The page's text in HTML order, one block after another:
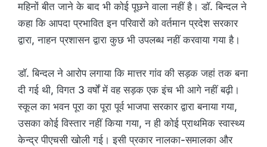
महिनों बीत जाने के बाद भी कोई पूछने वाला नहीं है। डाॅ. बिन्दल ने
कहा कि आपदा प्रभावित इन परिवारों को वर्तमान प्रदेश सरकार
द्वारा, नाहन प्रशासन द्वारा कुछ भी उपलब्ध नहीं करवाया गया है।
डाॅ. बिन्दल ने आरोप लगाया कि मात्तर गांव की सड़क जहां तक बना
दी गई थी, विगत 3 वर्षों में वह सड़क एक इंच भी आगे नहीं बढ़ी।
स्कूल का भवन पूरा का पूरा पूर्व भाजपा सरकार द्वारा बनाया गया,
उसका कोई विस्तार नहीं किया गया, न ही कोई प्राथमिक स्वास्थ्य
केन्द्र पीएचसी खोली गई। इसी प्रकार नालका-समालका और